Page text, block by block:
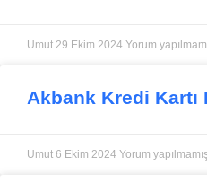
Umut 29 Ekim 2024 Yorum
Akbank Kredi
Umut 6 Ekim 2024 Yorum